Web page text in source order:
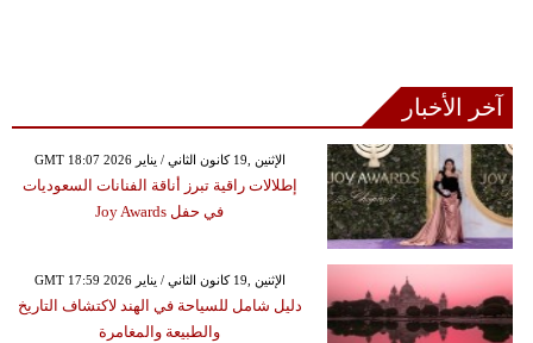
آخر الأخبار
GMT 18:07 2026 الإثنين ,19 كانون الثاني / يناير
إطلالات راقية تبرز أناقة الفنانات السعوديات
في حفل Joy Awards
GMT 17:59 2026 الإثنين ,19 كانون الثاني / يناير
دليل شامل للسياحة في الهند لاكتشاف التاريخ
والطبيعة والمغامرة